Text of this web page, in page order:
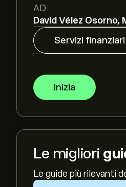
AD
David Vélez Osorno,
Servizi finanziari
Inizia
Le migliori
Le guide più rilevanti